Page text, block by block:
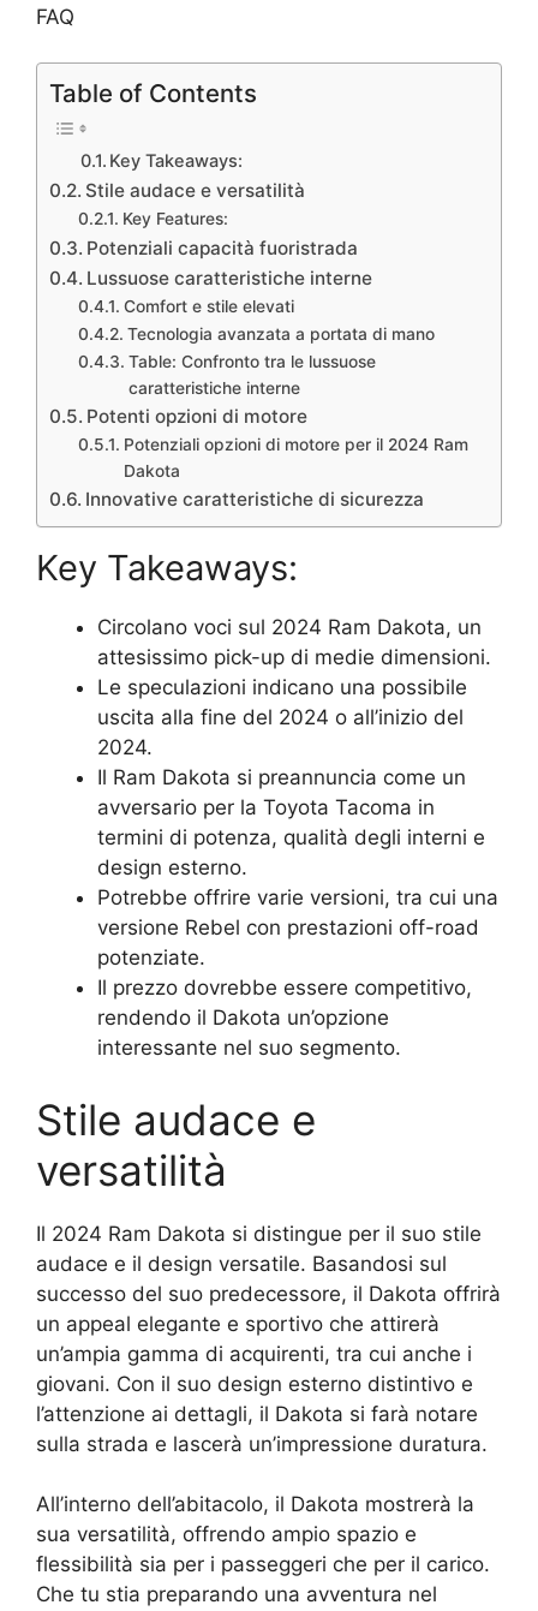
FAQ
Table of Contents
Key Takeaways:
Stile audace e versatilità
Key Features:
Potenziali capacità fuoristrada
Lussuose caratteristiche interne
Comfort e stile elevati
Tecnologia avanzata a portata di mano
Table: Confronto tra le lussuose
caratteristiche interne
Potenti opzioni di motore
Potenziali opzioni di motore per il 2024 Ram
Dakota
Innovative caratteristiche di sicurezza
Key Takeaways:
Circolano voci sul 2024 Ram Dakota, un
attesissimo pick-up di medie dimensioni.
Le speculazioni indicano una possibile
uscita alla fine del 2024 o all’inizio del
2024.
Il Ram Dakota si preannuncia come un
avversario per la Toyota Tacoma in
termini di potenza, qualità degli interni e
design esterno.
Potrebbe offrire varie versioni, tra cui una
versione Rebel con prestazioni off-road
potenziate.
Il prezzo dovrebbe essere competitivo,
rendendo il Dakota un’opzione
interessante nel suo segmento.
Stile audace e
versatilità
Il 2024 Ram Dakota si distingue per il suo stile
audace e il design versatile. Basandosi sul
successo del suo predecessore, il Dakota offrirà
un appeal elegante e sportivo che attirerà
un’ampia gamma di acquirenti, tra cui anche i
giovani. Con il suo design esterno distintivo e
l’attenzione ai dettagli, il Dakota si farà notare
sulla strada e lascerà un’impressione duratura.
All’interno dell’abitacolo, il Dakota mostrerà la
sua versatilità, offrendo ampio spazio e
flessibilità sia per i passeggeri che per il carico.
Che tu stia preparando una avventura nel